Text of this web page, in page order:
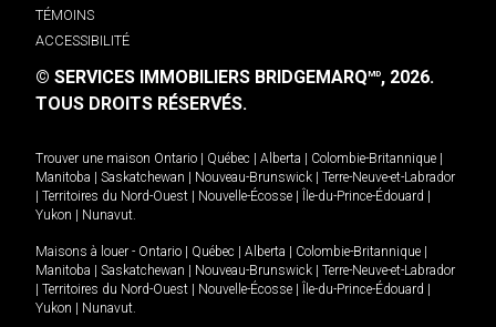
TÉMOINS
ACCESSIBILITÉ
© SERVICES IMMOBILIERS BRIDGEMARQMD, 2026.
TOUS DROITS RÉSERVÉS.
Trouver une maison Ontario Québec Alberta Colombie-Britannique
Manitoba
Saskatchewan Nouveau-Brunswick
Terre-Neuve-et-Labrador
Territoires du Nord-Ouest Nouvelle-Écosse Île-du-Prince-Édouard
Yukon
Nunavut.
Maisons à louer - Ontario Québec Alberta Colombie-Britannique
Manitoba
Saskatchewan Nouveau-Brunswick
Terre-Neuve-et-Labrador
Territoires du Nord-Ouest Nouvelle-Écosse Île-du-Prince-Édouard
Yukon
Nunavut.